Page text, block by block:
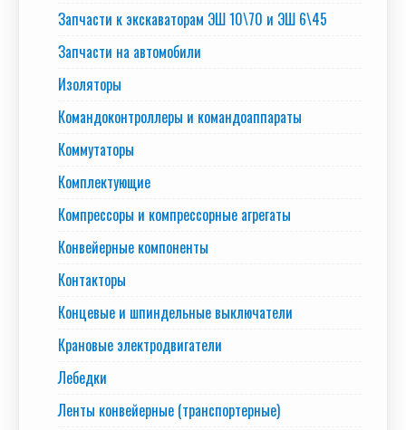
Запчасти к экскаваторам ЭШ 10\70 и ЭШ 6\45
Запчасти на автомобили
Изоляторы
Командоконтроллеры и командоаппараты
Коммутаторы
Комплектующие
Компрессоры и компрессорные агрегаты
Конвейерные компоненты
Контакторы
Концевые и шпиндельные выключатели
Крановые электродвигатели
Лебедки
Ленты конвейерные (транспортерные)